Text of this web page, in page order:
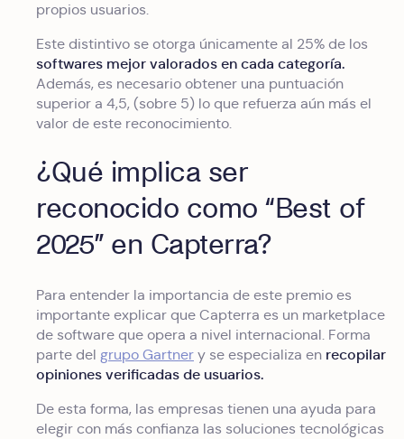
propios usuarios.
Este distintivo se otorga únicamente al 25% de los
softwares mejor valorados en cada categoría.
Además, es necesario obtener una puntuación
superior a 4,5, (sobre 5) lo que refuerza aún más el
valor de este reconocimiento.
¿Qué implica ser
reconocido como “Best of
2025” en Capterra?
Para entender la importancia de este premio es
importante explicar que Capterra es un marketplace
de software que opera a nivel internacional. Forma
parte del grupo Gartner y se especializa en recopilar
opiniones verificadas de usuarios.
De esta forma, las empresas tienen una ayuda para
elegir con más confianza las soluciones tecnológicas